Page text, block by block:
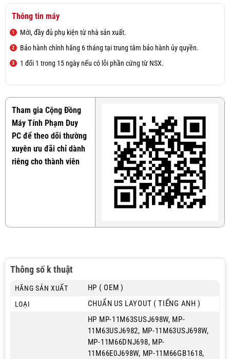
Thông tin máy
Mới, đầy đủ phụ kiện từ nhà sản xuất.
Bảo hành chính hãng 6 tháng tại trung tâm bảo hành ủy quyền.
1 đổi 1 trong 15 ngày nếu có lỗi phần cứng từ NSX.
Tham gia Cộng Đồng
Máy Tính Phạm Duy
PC để theo dõi thường
xuyên ưu đãi chỉ dành
riêng cho thành viên
Thông số k thuật
HÃNG SẢN XUẤT HP ( OEM )
LOẠI
CHUẨN US LAYOUT ( TIẾNG ANH )
HP MP-11M63SUSJ698W, MP-
11M63USJ6982, MP-11M63USJ698W,
MP-11M66DNJ698, MP-
11M66E0J698W, MP-11M66GB1618,